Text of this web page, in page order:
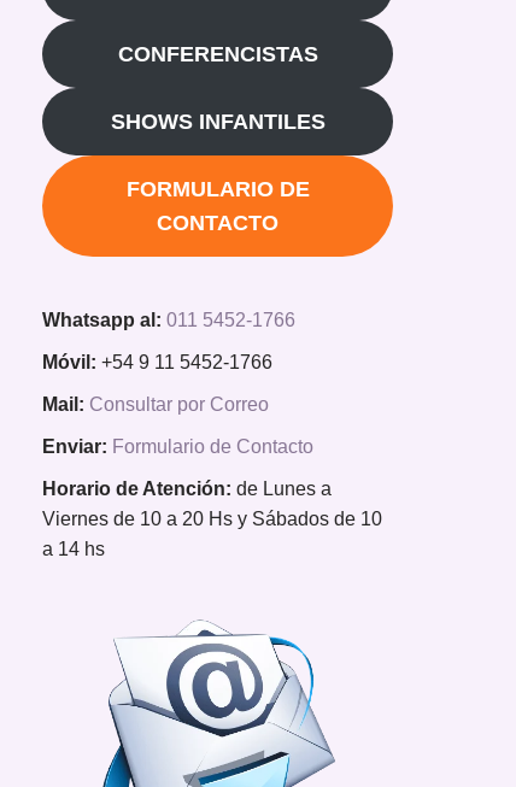
CONFERENCISTAS
SHOWS INFANTILES
FORMULARIO DE
CONTACTO
Whatsapp al: 011 5452-1766
Móvil: +54 9 11 5452-1766
Mail: Consultar por Correo
Enviar: Formulario de Contacto
Horario de Atención: de Lunes a
Viernes de 10 a 20 Hs y Sábados de 10
a 14 hs